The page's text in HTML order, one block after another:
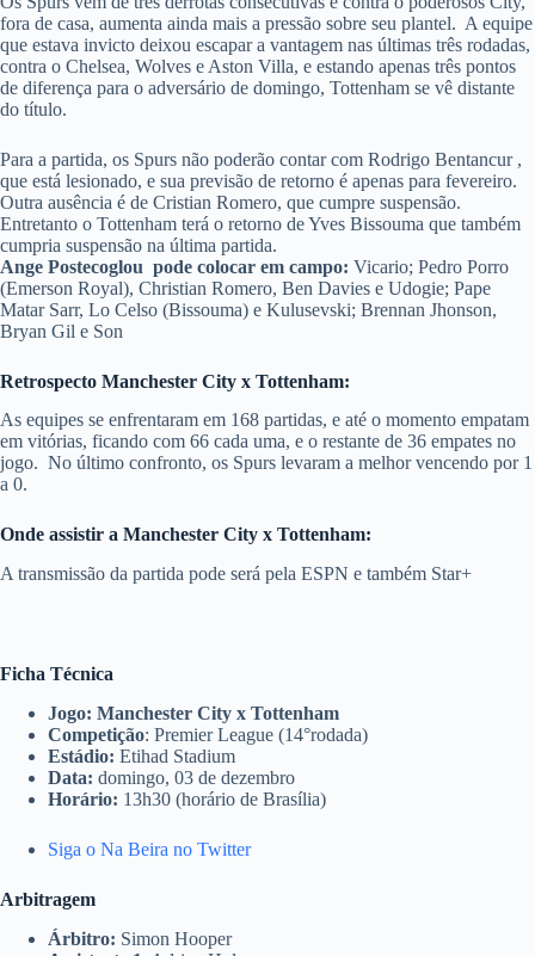
fora de casa, aumenta ainda mais a pressão sobre seu plantel. A equipe
que estava invicto deixou escapar a vantagem nas últimas três rodadas,
contra o Chelsea, Wolves e Aston Villa, e estando apenas três pontos
de diferença para o adversário de domingo, Tottenham se vê distante
do título.
Para a partida, os Spurs não poderão contar com Rodrigo Bentancur ,
que está lesionado, e sua previsão de retorno é apenas para fevereiro.
Outra ausência é de Cristian Romero, que cumpre suspensão.
Entretanto o Tottenham terá o retorno de Yves Bissouma que também
cumpria suspensão na última partida.
Ange Postecoglou pode colocar em campo: Vicario; Pedro Porro
(Emerson Royal), Christian Romero, Ben Davies e Udogie; Pape
Matar Sarr, Lo Celso (Bissouma) e Kulusevski; Brennan Jhonson,
Bryan Gil e Son
Retrospecto Manchester City x Tottenham:
As equipes se enfrentaram em 168 partidas, e até o momento empatam
em vitórias, ficando com 66 cada uma, e o restante de 36 empates no
jogo. No último confronto, os Spurs levaram a melhor vencendo por 1
a 0.
Onde assistir a Manchester City x Tottenham:
A transmissão da partida pode será pela ESPN e também Star+
Ficha Técnica
Jogo: Manchester City x Tottenham
Competição: Premier League (14°rodada)
Estádio: Etihad Stadium
Data: domingo, 03 de dezembro
Horário: 13h30 (horário de Brasília)
Siga o Na Beira no Twitter
Arbitragem
Árbitro: Simon Hooper